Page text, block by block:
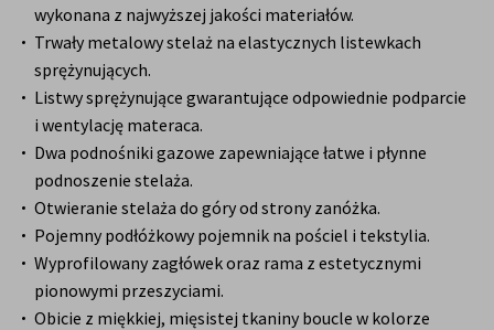
wykonana z najwyższej jakości materiałów.
Trwały metalowy stelaż na elastycznych listewkach
sprężynujących.
Listwy sprężynujące gwarantujące odpowiednie podparcie
i wentylację materaca.
Dwa podnośniki gazowe zapewniające łatwe i płynne
podnoszenie stelaża.
Otwieranie stelaża do góry od strony zanóżka.
Pojemny podłóżkowy pojemnik na pościel i tekstylia.
Wyprofilowany zagłówek oraz rama z estetycznymi
pionowymi przeszyciami.
Obicie z miękkiej, mięsistej tkaniny boucle w kolorze